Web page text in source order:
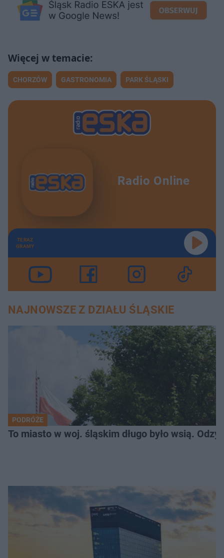
CHORZÓW GASTRONOMIA PARK ŚLĄSKI
Radio Online
TERAZ
GRAMY
NAJNOWSZE Z DZIAŁU ŚLĄSKIE
PODRÓŻE
To miasto w woj. śląskim długo było wsią.